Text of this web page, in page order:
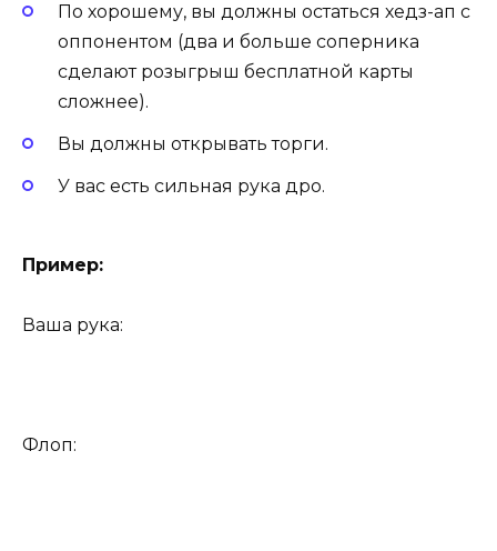
По хорошему, вы должны остаться хедз-ап с
оппонентом (два и больше соперника
сделают розыгрыш бесплатной карты
сложнее).
Вы должны открывать торги.
У вас есть сильная рука дро.
Пример:
Ваша рука:
Флоп: